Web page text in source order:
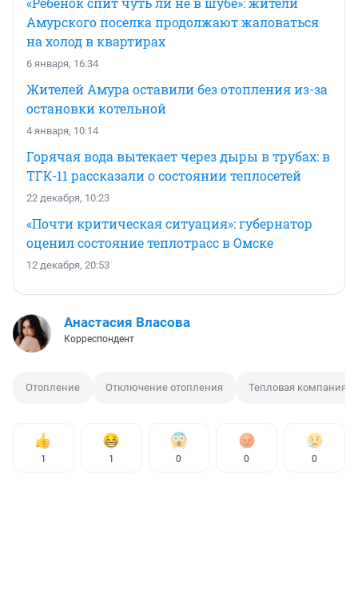
Амурского поселка продолжают жаловаться
на холод в квартирах
6 января, 16:34
Жителей Амура оставили без отопления из-за
остановки котельной
4 января, 10:14
Горячая вода вытекает через дыры в трубах: в
ТГК-11 рассказали о состоянии теплосетей
22 декабря, 10:23
«Почти критическая ситуация»: губернатор
оценил состояние теплотрасс в Омске
12 декабря, 20:53
Анастасия Власова
Корреспондент
Отопление Отключение отопления Тепловая компания
1 1 0 0 0